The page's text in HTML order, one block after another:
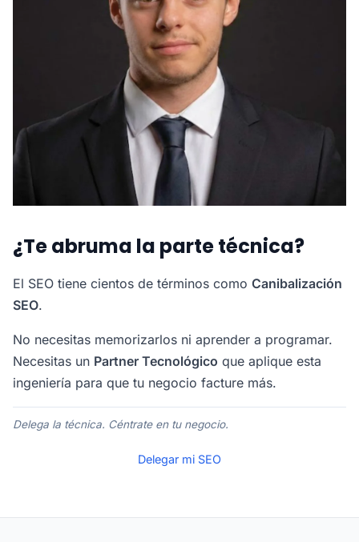
¿Te abruma la parte técnica?
El SEO tiene cientos de términos como Canibalización
SEO.
No necesitas memorizarlos ni aprender a programar.
Necesitas un Partner Tecnológico que aplique esta
ingeniería para que tu negocio facture más.
Delega la técnica. Céntrate en tu negocio.
Delegar mi SEO